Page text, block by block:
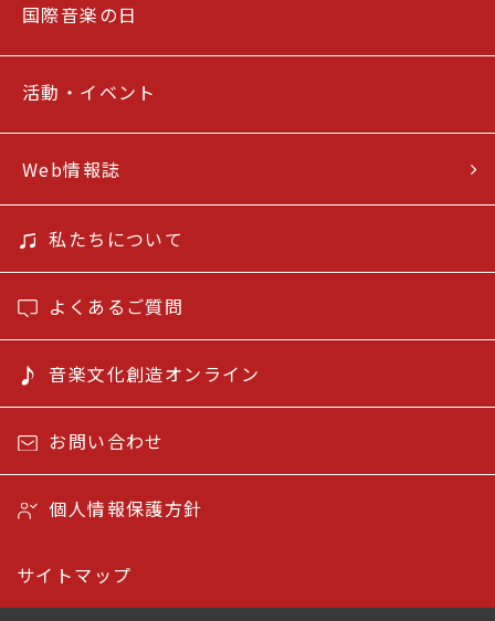
国際音楽の日
活動・イベント
Web情報誌
私たちについて
よくあるご質問
音楽文化創造オンライン
お問い合わせ
個人情報保護方針
サイトマップ